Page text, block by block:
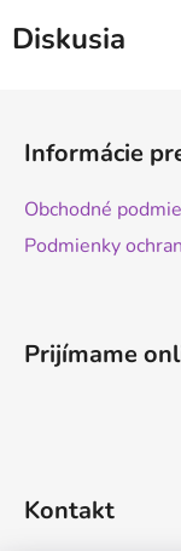
Diskusia
Informácie
Obchodné
Podmienky
Prijímame
Kontakt